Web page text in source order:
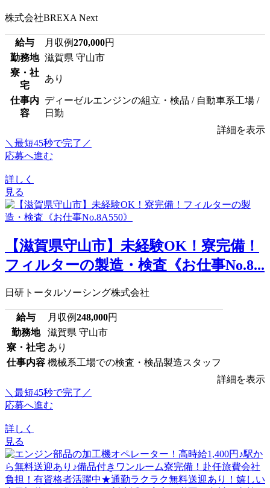
株式会社BREXA Next
給与 月収例270,000円
勤務地 滋賀県 守山市
寮・社
宅
あり
仕事内
容
ディーゼルエンジンの組立・検品 / 自動車系工場 /
日勤
詳細を表示
＼最短45秒で完了／
応募へ進む
詳しく
見る
【滋賀県守山市】未経験OK！寮完備！
フィルターの製造・検査《お仕事No.8...
日研トータルソーシング株式会社
給与 月収例248,000円
勤務地
滋賀県 守山市
寮・社宅 あり
仕事内容 機械系工場での検査・検品製造スタッフ
詳細を表示
＼最短45秒で完了／
応募へ進む
詳しく
見る